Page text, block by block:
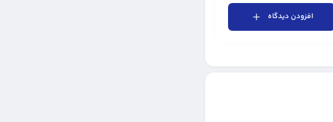
افزودن دیدگاه